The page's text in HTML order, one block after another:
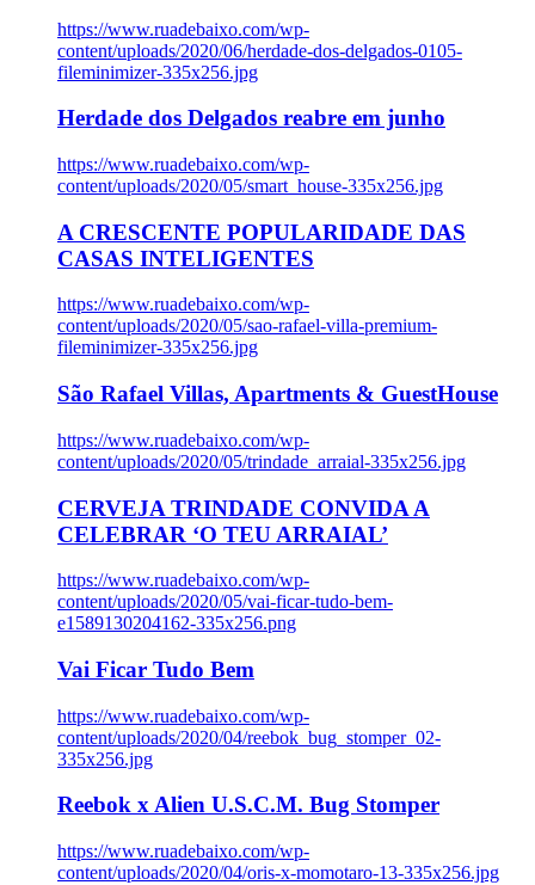
https://www.ruadebaixo.com/wp-
content/uploads/2020/06/herdade-dos-delgados-0105-
fileminimizer-335x256.jpg
Herdade dos Delgados reabre em junho
https://www.ruadebaixo.com/wp-
content/uploads/2020/05/smart_house-335x256.jpg
A CRESCENTE POPULARIDADE DAS
CASAS INTELIGENTES
https://www.ruadebaixo.com/wp-
content/uploads/2020/05/sao-rafael-villa-premium-
fileminimizer-335x256.jpg
São Rafael Villas, Apartments & GuestHouse
https://www.ruadebaixo.com/wp-
content/uploads/2020/05/trindade_arraial-335x256.jpg
CERVEJA TRINDADE CONVIDA A
CELEBRAR ‘O TEU ARRAIAL’
https://www.ruadebaixo.com/wp-
content/uploads/2020/05/vai-ficar-tudo-bem-
e1589130204162-335x256.png
Vai Ficar Tudo Bem
https://www.ruadebaixo.com/wp-
content/uploads/2020/04/reebok_bug_stomper_02-
335x256.jpg
Reebok x Alien U.S.C.M. Bug Stomper
https://www.ruadebaixo.com/wp-
content/uploads/2020/04/oris-x-momotaro-13-335x256.jpg